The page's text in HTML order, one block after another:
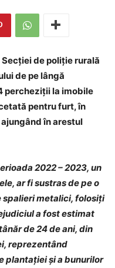
de poliție rurală
de pe lângă
percheziții la imobile
pentru furt, în
în arestul
2022 – 2023, un
ar fi sustras de pe o
spalieri metalici, folosiți
a fost estimat
de 24 de ani, din
reprezentând
plantației și a bunurilor